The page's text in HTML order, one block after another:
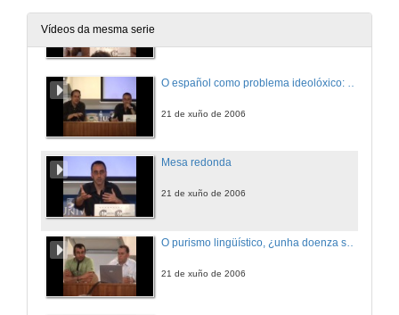
Vídeos da mesma serie
21 de xuño de 2006
Mesa redonda
21 de xuño de 2006
21 de xuño de 2006